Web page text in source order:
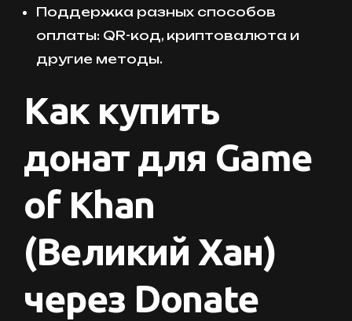
Поддержка разных способов
оплаты: QR-код, криптовалюта и
другие методы.
Как купить
донат для Game
of Khan
(Великий Хан)
через Donate